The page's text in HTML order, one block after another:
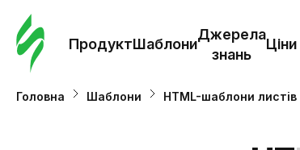
ПродуктШаблони
Джерела
знань
Ціни
Головна Шаблони HTML-шаблони листів